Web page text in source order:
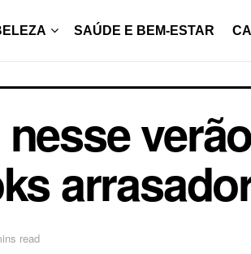
SAÚDE E BEM-ESTAR
read